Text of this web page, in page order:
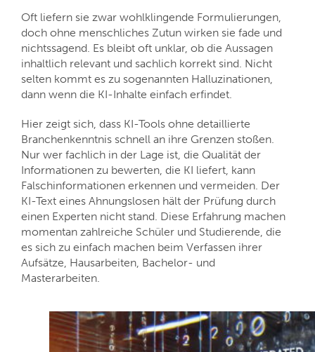
Oft liefern sie zwar wohlklingende Formulierungen,
doch ohne menschliches Zutun wirken sie fade und
nichtssagend. Es bleibt oft unklar, ob die Aussagen
inhaltlich relevant und sachlich korrekt sind. Nicht
selten kommt es zu sogenannten Halluzinationen,
dann wenn die KI-Inhalte einfach erfindet.
Hier zeigt sich, dass KI-Tools ohne detaillierte
Branchenkenntnis schnell an ihre Grenzen stoßen.
Nur wer fachlich in der Lage ist, die Qualität der
Informationen zu bewerten, die KI liefert, kann
Falschinformationen erkennen und vermeiden. Der
KI-Text eines Ahnungslosen hält der Prüfung durch
einen Experten nicht stand. Diese Erfahrung machen
momentan zahlreiche Schüler und Studierende, die
es sich zu einfach machen beim Verfassen ihrer
Aufsätze, Hausarbeiten, Bachelor- und
Masterarbeiten.